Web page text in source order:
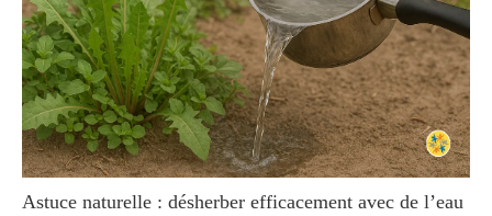
Astuce naturelle : désherber efficacement avec de l’eau